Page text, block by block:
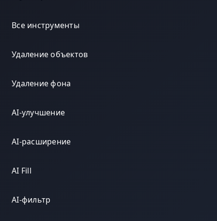
Все инструменты
Удаление объектов
Удаление фона
AI-улучшение
AI-расширение
AI Fill
AI-фильтр